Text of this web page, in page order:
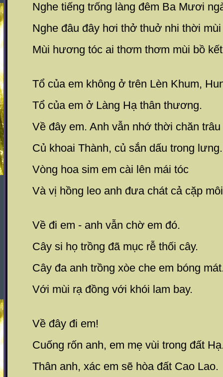
Nghe tiếng trống làng đêm Ba Mươi
Nghe đâu đây hơi thở thuở nhi thời
Mùi hương tóc ai thơm thơm mùi bồ
Tổ của em không ở trên Lèn Khum,
Tổ của em ở Làng Hạ thân thương.
Về đây em. Anh vẫn nhớ thời chăn
Củ khoai Thành, củ sắn dấu trong lưng.
Vòng hoa sim em cài lên mái tóc
Và vị hồng leo anh đưa chát cả cặp
Về đi em - anh vẫn chờ em đó.
Cây si họ trồng đã mục rễ thối cây.
Cây đa anh trồng xòe che em bóng
Với mùi rạ đồng với khói lam bay.
Về đây đi em!
Cuống rốn anh, em mẹ vùi trong đất
Thân anh, xác em sẽ hòa đất Cao Lao.